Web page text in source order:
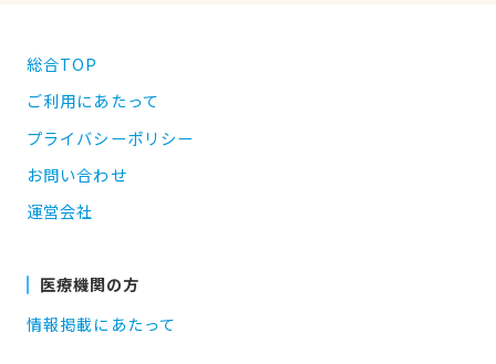
総合TOP
ご利用にあたって
プライバシーポリシー
お問い合わせ
運営会社
医療機関の方
情報掲載にあたって